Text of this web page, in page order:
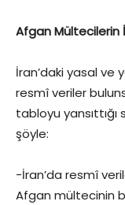
Afgan Mültecilerin
İran’daki yasal ve
resmî veriler
tabloyu
şöyle:
-İran’da resmî
Afgan mültecinin